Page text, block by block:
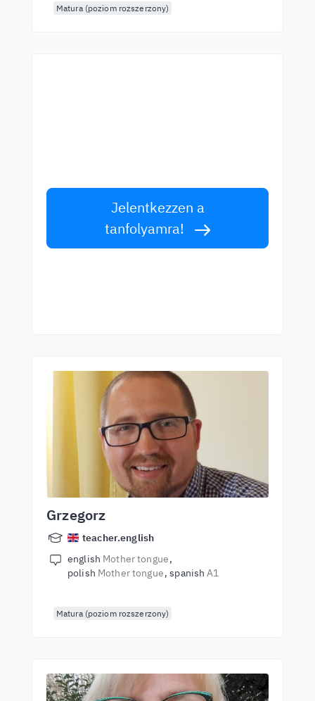
Matura (poziom rozszerzony)
Jelentkezzen a
tanfolyamra!
Grzegorz
teacher.english
english Mother tongue
polish Mother tongue spanishA1
Matura (poziom rozszerzony)